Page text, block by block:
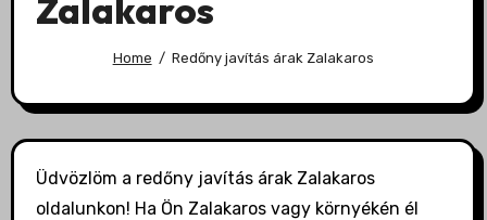
Zalakaros
Home Redőny javítás árak Zalakaros
Üdvözlöm a redőny javítás árak Zalakaros
oldalunkon! Ha Ön Zalakaros vagy környékén él